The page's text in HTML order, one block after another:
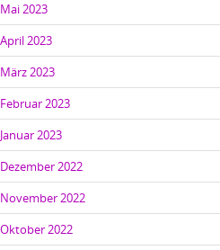
Mai 2023
April 2023
März 2023
Februar 2023
Januar 2023
Dezember 2022
November 2022
Oktober 2022